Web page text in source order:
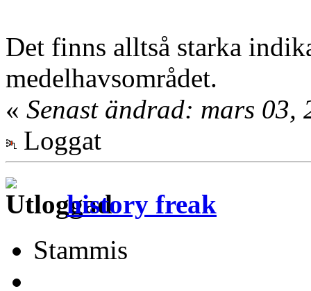
Det finns alltså starka
medelhavsområdet.
« Senast ändrad: mars
Loggat
history freak
Stammis